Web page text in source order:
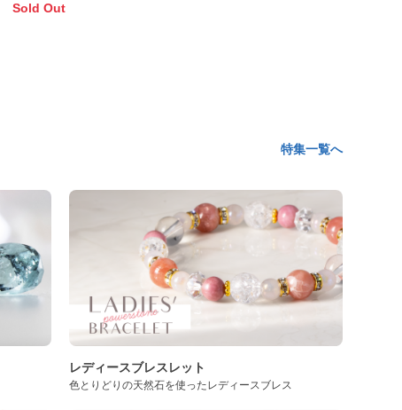
Sold Out
特集一覧へ
レディースブレスレット
色とりどりの天然石を使ったレディースブレス